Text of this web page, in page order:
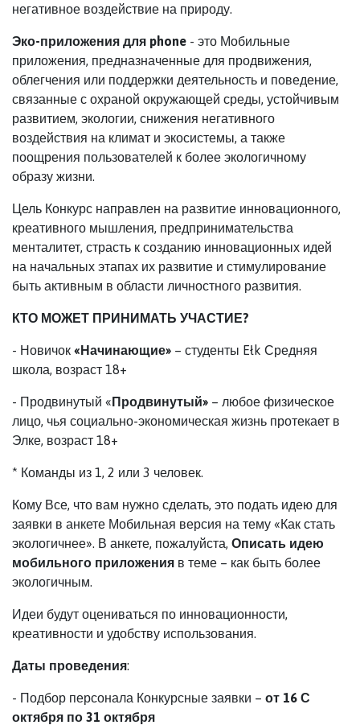
негативное воздействие на природу.
Эко-приложения для phone - это Мобильные
приложения, предназначенные для продвижения,
облегчения или поддержки деятельность и поведение,
связанные с охраной окружающей среды, устойчивым
развитием, экологии, снижения негативного
воздействия на климат и экосистемы, а также
поощрения пользователей к более экологичному
образу жизни.
Цель Конкурс направлен на развитие инновационного,
креативного мышления, предпринимательства
менталитет, страсть к созданию инновационных идей
на начальных этапах их развитие и стимулирование
быть активным в области личностного развития.
КТО МОЖЕТ ПРИНИМАТЬ УЧАСТИЕ?
- Новичок «Начинающие» – студенты Ełk Средняя
школа, возраст 18+
- Продвинутый «Продвинутый» – любое физическое
лицо, чья социально-экономическая жизнь протекает в
Элке, возраст 18+
* Команды из 1, 2 или 3 человек.
Кому Все, что вам нужно сделать, это подать идею для
заявки в анкете Мобильная версия на тему «Как стать
экологичнее». В анкете, пожалуйста, Описать идею
мобильного приложения в теме – как быть более
экологичным.
Идеи будут оцениваться по инновационности,
креативности и удобству использования.
Даты проведения:
- Подбор персонала Конкурсные заявки – от 16 С
октября по 31 октября